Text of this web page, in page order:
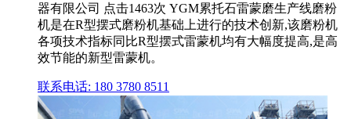
器有限公司 点击1463次 YGM累托石雷蒙磨生产线磨粉
机是在R型摆式磨粉机基础上进行的技术创新,该磨粉机
各项技术指标同比R型摆式雷蒙机均有大幅度提高,是高
效节能的新型雷蒙机。
联系电话: 180 3780 8511